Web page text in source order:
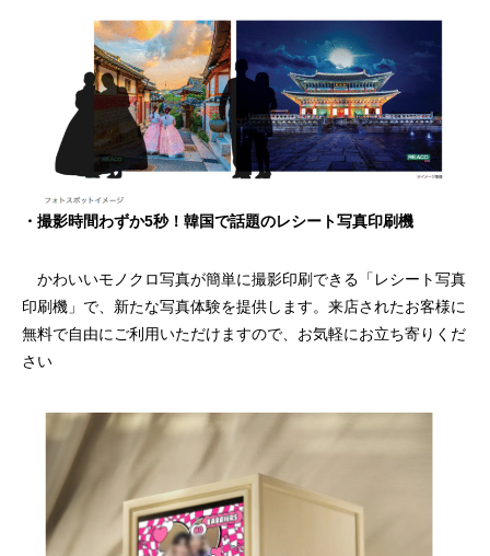
・撮影時間わずか5秒！韓国で話題のレシート写真印刷機
かわいいモノクロ写真が簡単に撮影印刷できる「レシート写真
印刷機」で、新たな写真体験を提供します。来店されたお客様に
無料で自由にご利用いただけますので、お気軽にお立ち寄りくだ
さい